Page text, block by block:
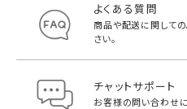
よくある質問
商品や配送に関して
さい。
チャットサポート
お客様の問い合わせ